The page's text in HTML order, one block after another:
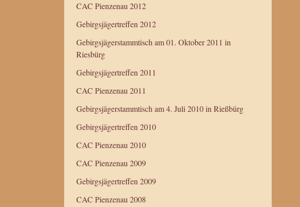
CAC Pienzenau 2012
Gebirgsjägertreffen 2012
Gebirgsjägerstammtisch am 01. Oktober 2011 in
Riesbürg
Gebirgsjägertreffen 2011
CAC Pienzenau 2011
Gebirgsjägerstammtisch am 4. Juli 2010 in Rießbürg
Gebirgsjägertreffen 2010
CAC Pienzenau 2010
CAC Pienzenau 2009
Gebirgsjägertreffen 2009
CAC Pienzenau 2008